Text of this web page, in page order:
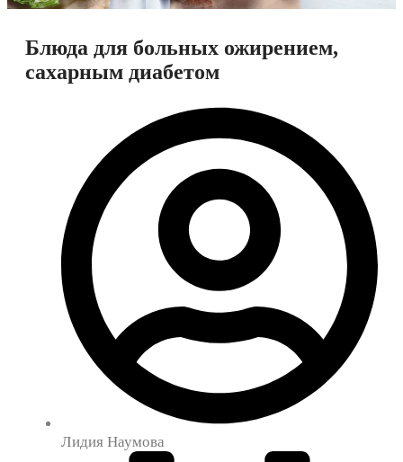
Блюда для больных ожирением,
сахарным диабетом
Лидия Наумова